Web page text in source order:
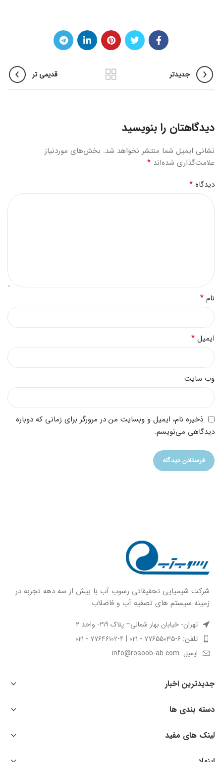
جدیدتر قدیمی تر
دیدگاهتان را بنویسید
نشانی ایمیل شما منتشر نخواهد شد. بخش‌های موردنیاز
علامت‌گذاری شده‌اند *
دیدگاه *
نام *
ایمیل *
وب‌ سایت
ذخیره نام، ایمیل و وبسایت من در مرورگر برای زمانی که دوباره
دیدگاهی می‌نویسم.
شركت شيميايى تحقیقاتی رسوب آب با بيش از سه دهه تجربه در
زمينه سيستم هاى تصفيه آب و فاضلاب.
تهران- خیابان بهار شمالی– پلاک ۲۱۹- واحد ۲
تلفن: ۶-۷۷۶۵۵۰۳۵ - ۰۲۱ | ۴-۷۷۶۴۶۱۰۲ - ۰۲۱
ایمیل: info@rosoob-ab.com
جدیدترین اخبار
دسته بندی ها
لینک های مفید